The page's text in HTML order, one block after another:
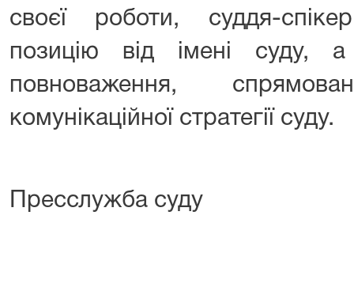
своєї роботи, суддя-
позицію від імені суду,
повноваження,
комунікаційної стратегії суду.
Пресслужба суду